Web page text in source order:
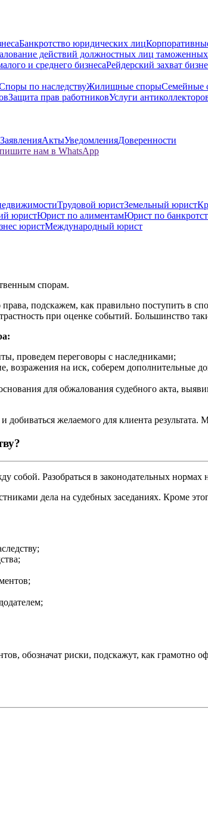
Банкротство юридических лиц
действий должностных лиц таможенных
и среднего бизнесаРейдерский захват
по наследствуЖилищные спорыСемейные
Защита прав работниковУслуги
ЗаявленияАктыУведомленияДоверенности
Трудовой юристЗемельный юрист
юристЮрист по алиментамЮрист по
юристМеждународный юрист
спорам.
подскажем, как правильно поступить в
при оценке событий. Большинство
проведем переговоры с наследниками;
на иск, соберем дополнительные
для обжалования судебного акта,
желаемого для клиента
Разобраться в законодательных нормах
дела на судебных заседаниях. Кроме
обозначат риски, подскажут, как грамотно